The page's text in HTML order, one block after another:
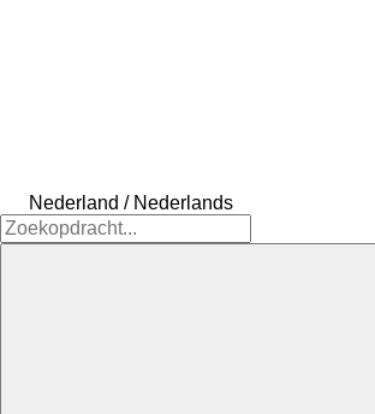
Nederland / Nederlands